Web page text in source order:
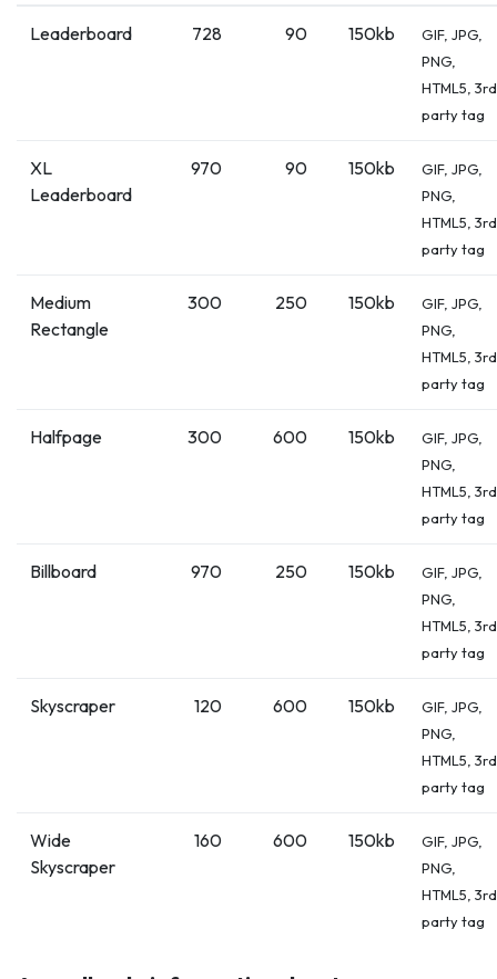
Leaderboard 728 90 150kb
GIF, JPG,
PNG,
HTML5, 3rd
party tag
XL
Leaderboard
970 90 150kb
GIF, JPG,
PNG,
HTML5, 3rd
party tag
Medium
Rectangle
300 250 150kb
GIF, JPG,
PNG,
HTML5, 3rd
party tag
Halfpage 300 600 150kb
GIF, JPG,
PNG,
HTML5, 3rd
party tag
Billboard 970 250 150kb
GIF, JPG,
PNG,
HTML5, 3rd
party tag
Skyscraper 120 600 150kb
GIF, JPG,
PNG,
HTML5, 3rd
party tag
Wide
Skyscraper
160 600 150kb
GIF, JPG,
PNG,
HTML5, 3rd
party tag